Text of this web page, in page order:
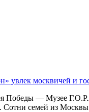
увлек москвичей и
Победы — Музее
Сотни семей из